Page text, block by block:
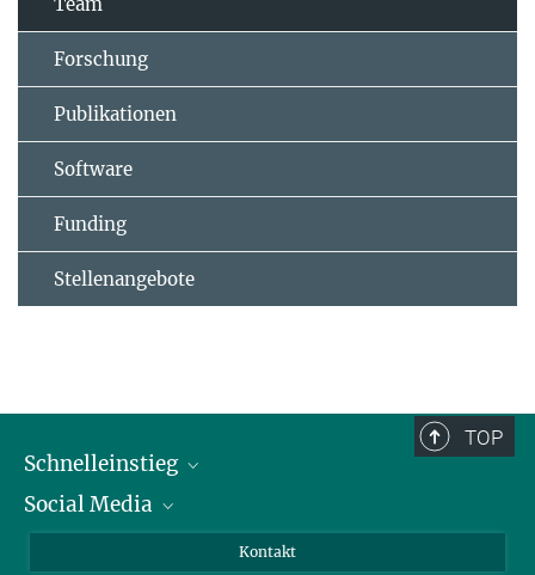
Forschung
Publikationen
Software
Funding
Stellenangebote
TOP
Schnelleinstieg
Alumni
Social Media
Kontakt